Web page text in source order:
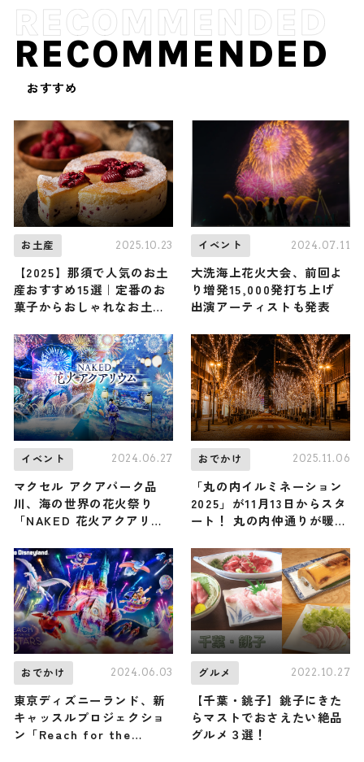
RECOMMENDED
おすすめ
お土産 2025.10.23
【2025】那須で人気のお土
産おすすめ15選｜定番のお
菓子からおしゃれなお土
紹介
イベント 2024.07.11
大洗海上花火大会、前回よ
り増発15,000発打ち上げ
出演アーティストも発表
イベント 2024.06.27
マクセル アクアパーク品
川、海の世界の花火祭り
「NAKED 花火アクアリウ
おでかけ 2025.11.06
「丸の内イルミネーション
2025」が11月13日からスタ
ート！ 丸の内仲通りが暖か
/ クリスマスマーケットも
登場
おでかけ 2024.06.03
東京ディズニーランド、新
キャッスルプロジェクショ
ン「Reach for the
グルメ 2022.10.27
【千葉・銚子】銚子にきた
らマストでおさえたい絶品
グルメ３選！